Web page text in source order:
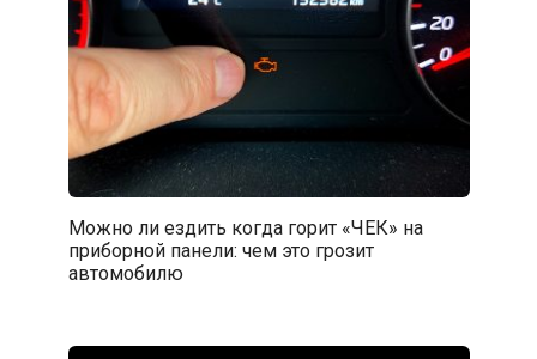
Можно ли ездить когда горит «ЧЕК» на
приборной панели: чем это грозит
автомобилю